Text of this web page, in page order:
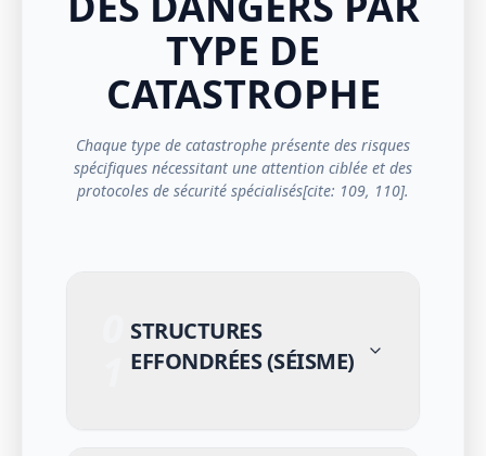
TYPE DE
CATASTROPHE
Chaque type de catastrophe présente des risques
spécifiques nécessitant une attention ciblée et des
protocoles de sécurité spécialisés[cite: 109, 110].
STRUCTURES
EFFONDRÉES (SÉISME)